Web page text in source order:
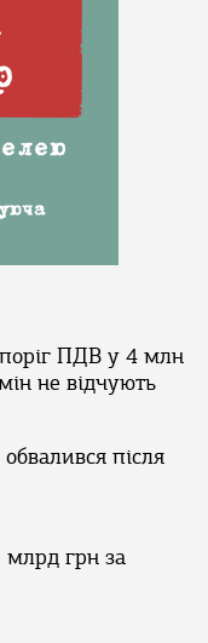
ПДВ у 4 млн
не відчують
після
млрд грн за